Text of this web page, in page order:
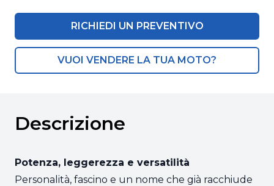
RICHIEDI UN PREVENTIVO
VUOI VENDERE LA TUA MOTO?
Descrizione
Potenza, leggerezza e versatilità
Personalità, fascino e un nome che già racchiude